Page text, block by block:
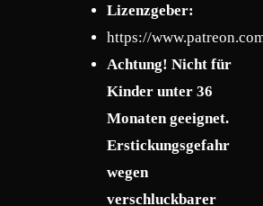
Lizenzgeber:
https://
Achtung! Nicht für
Kinder unter 36
Monaten geeignet.
Erstickungsgefahr
wegen
verschluckbarer